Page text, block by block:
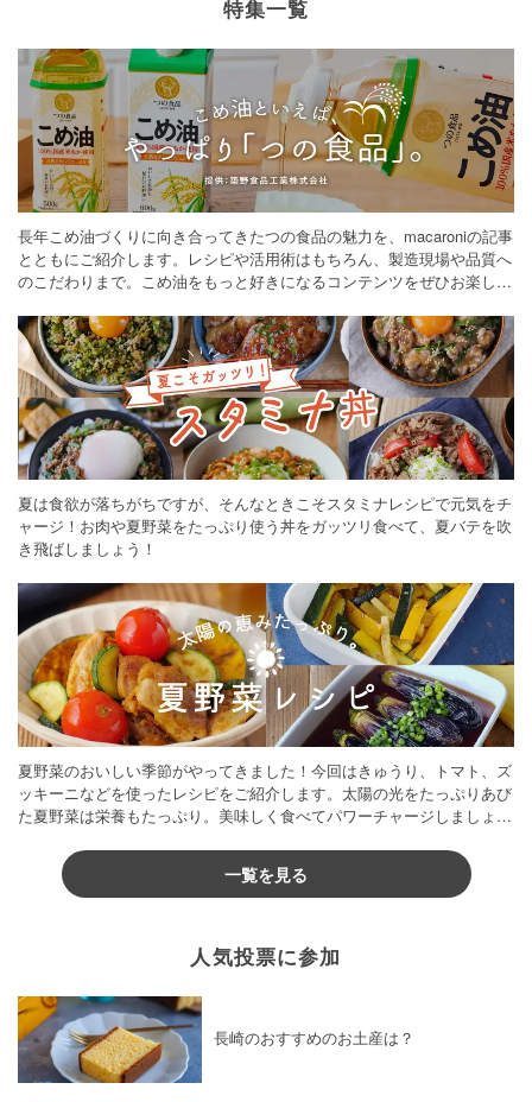
特集一覧
長年こめ油づくりに向き合ってきたつの食品の魅力を、macaroniの記事
とともにご紹介します。レシピや活用術はもちろん、製造現場や品質へ
のこだわりまで。こめ油をもっと好きになるコンテンツをぜひお楽しみ
夏は食欲が落ちがちですが、そんなときこそスタミナレシピで元気をチ
ャージ！お肉や夏野菜をたっぷり使う丼をガッツリ食べて、夏バテを吹
き飛ばしましょう！
夏野菜のおいしい季節がやってきました！今回はきゅうり、トマト、ズ
ッキーニなどを使ったレシピをご紹介します。太陽の光をたっぷりあび
た夏野菜は栄養もたっぷり。美味しく食べてパワーチャージしましょう
一覧を見る
人気投票に参加
長崎のおすすめのお土産は？